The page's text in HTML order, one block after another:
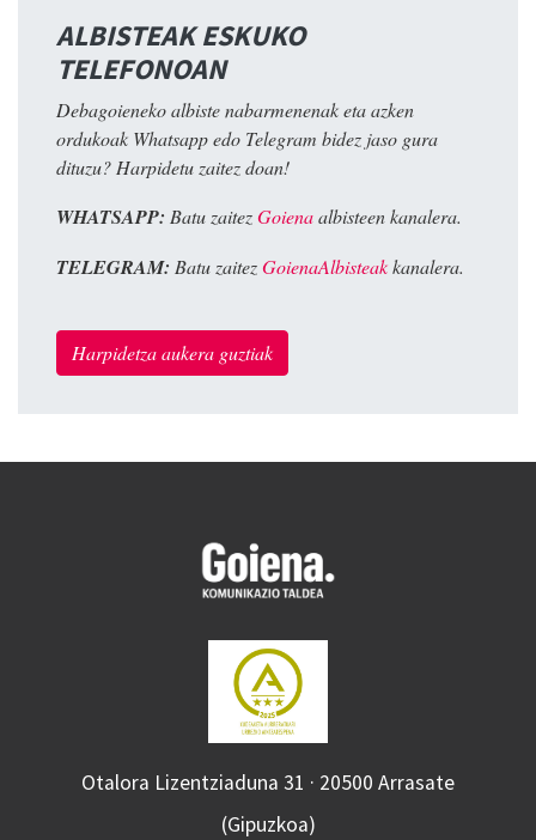
ALBISTEAK ESKUKO
TELEFONOAN
Debagoieneko albiste nabarmenenak eta azken
ordukoak Whatsapp edo Telegram bidez jaso gura
dituzu? Harpidetu zaitez doan!
WHATSAPP: Batu zaitezGoienaalbisteen kanalera.
TELEGRAM: Batu zaitezGoienaAlbisteakkanalera.
Harpidetza aukera guztiak
Otalora Lizentziaduna 31 · 20500 Arrasate
(Gipuzkoa)